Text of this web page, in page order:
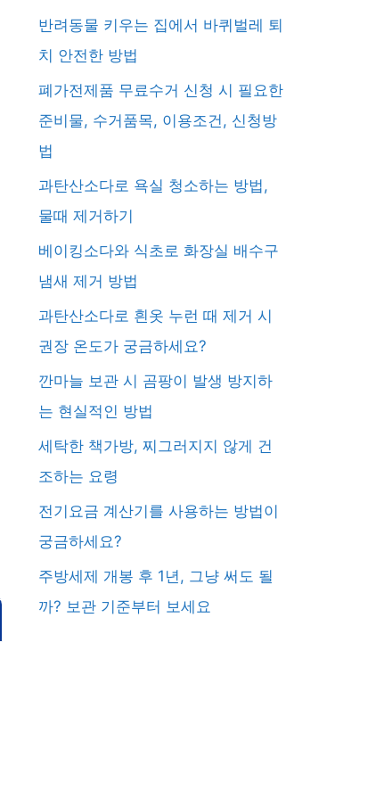
반려동물 키우는 집에서 바퀴벌레 퇴
치 안전한 방법
폐가전제품 무료수거 신청 시 필요한
준비물, 수거품목, 이용조건, 신청방
법
과탄산소다로 욕실 청소하는 방법,
물때 제거하기
베이킹소다와 식초로 화장실 배수구
냄새 제거 방법
과탄산소다로 흰옷 누런 때 제거 시
권장 온도가 궁금하세요?
깐마늘 보관 시 곰팡이 발생 방지하
는 현실적인 방법
세탁한 책가방, 찌그러지지 않게 건
조하는 요령
전기요금 계산기를 사용하는 방법이
궁금하세요?
주방세제 개봉 후 1년, 그냥 써도 될
까? 보관 기준부터 보세요